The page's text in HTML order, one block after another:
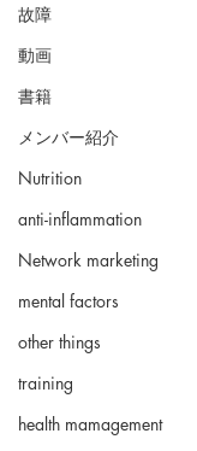
故障
動画
書籍
メンバー紹介
Nutrition
anti-inflammation
Network marketing
mental factors
other things
training
health mamagement